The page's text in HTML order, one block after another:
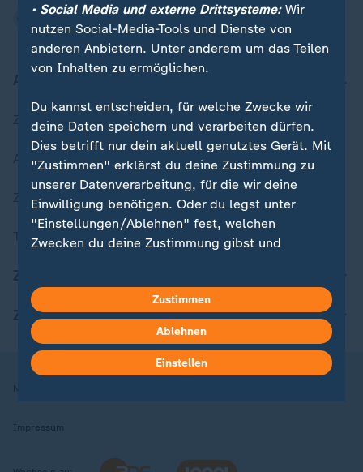
Zuletzt veröffentlicht
Aktuelle Sendungs-Videos
ZDFheute Stories
Themen im Überblick
ZDFheute Apps
Nutzungsbedingungen
Impressum
• Social Media und externe Drittsysteme:Wir
nutzen Social-Media-Tools und Dienste von
anderen Anbietern. Unter anderem um das Teilen
von Inhalten zu ermöglichen.
Du kannst entscheiden, für welche Zwecke wir
deine Daten speichern und verarbeiten dürfen.
Dies betrifft nur dein aktuell genutztes Gerät. Mit
"Zustimmen" erklärst du deine Zustimmung zu
unserer Datenverarbeitung, für die wir deine
Einwilligung benötigen. Oder du legst unter
"Einstellungen/Ablehnen" fest, welchen
Zwecken du deine Zustimmung gibst und
in deinen Einstellungen widerrufen oder ändern.
Hier findest du das Impressum.
Weitere Informationen findest du in unserer
Datenschutzerklärung.
Zustimmen
Ablehnen
Einstellen